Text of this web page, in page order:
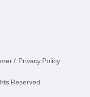
/ Privacy Policy
Reserved